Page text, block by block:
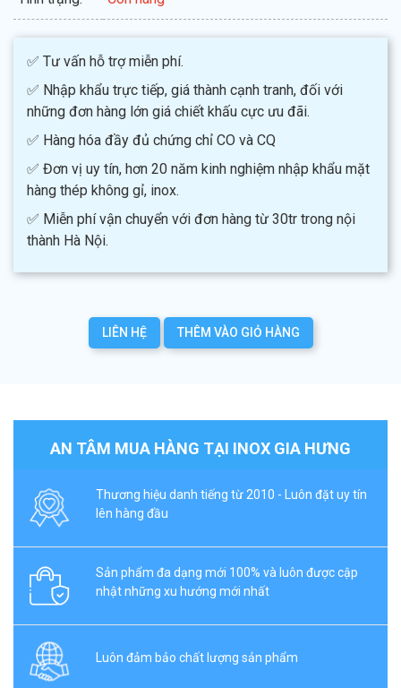
✅ Tư vấn hỗ trợ miễn phí.
✅ Nhập khẩu trực tiếp, giá thành cạnh tranh, đối với
những đơn hàng lớn giá chiết khấu cực ưu đãi.
✅ Hàng hóa đầy đủ chứng chỉ CO và CQ
✅ Đơn vị uy tín, hơn 20 năm kinh nghiệm nhập khẩu mặt
hàng thép không gỉ, inox.
✅ Miễn phí vận chuyển với đơn hàng từ 30tr trong nội
thành Hà Nội.
LIÊN HỆ THÊM VÀO GIỎ HÀNG
AN TÂM MUA HÀNG TẠI INOX GIA HƯNG
Thương hiệu danh tiếng từ 2010 - Luôn đặt uy tín
lên hàng đầu
Sản phẩm đa dạng mới 100% và luôn được cập
nhật những xu hướng mới nhất
Luôn đảm bảo chất lượng sản phẩm